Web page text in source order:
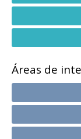
Áreas de